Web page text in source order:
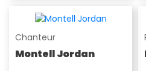
Chanteur
Montell Jordan